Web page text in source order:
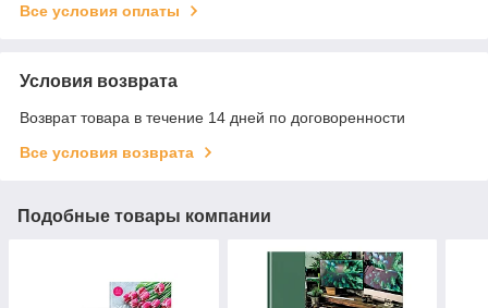
Все условия оплаты
Условия возврата
Возврат товара в течение 14 дней по договоренности
Все условия возврата
Подобные товары компании